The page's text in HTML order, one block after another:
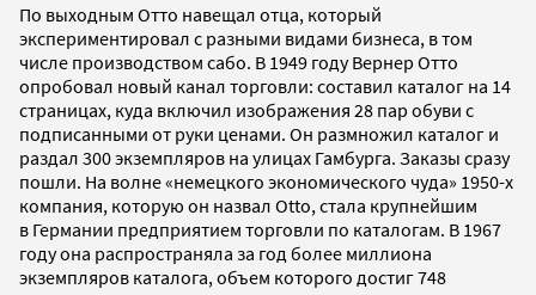
По выходным Отто навещал отца, который
экспериментировал с разными видами бизнеса, в том
числе производством сабо. В 1949 году Вернер Отто
опробовал новый канал торговли: составил каталог на 14
страницах, куда включил изображения 28 пар обуви с
подписанными от руки ценами. Он размножил каталог и
раздал 300 экземпляров на улицах Гамбурга. Заказы сразу
пошли. На волне «немецкого экономического чуда» 1950-х
компания, которую он назвал Otto, стала крупнейшим
в Германии предприятием торговли по каталогам. В 1967
году она распространяла за год более миллиона
экземпляров каталога, объем которого достиг 748